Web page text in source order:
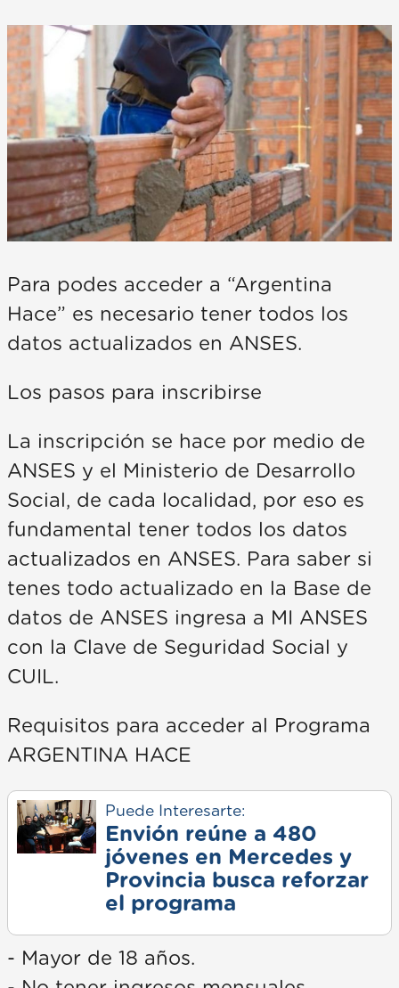
Para podes acceder a “Argentina
Hace” es necesario tener todos los
datos actualizados en ANSES.
Los pasos para inscribirse
La inscripción se hace por medio de
ANSES y el Ministerio de Desarrollo
Social, de cada localidad, por eso es
fundamental tener todos los datos
actualizados en ANSES. Para saber si
tenes todo actualizado en la Base de
datos de ANSES ingresa a MI ANSES
con la Clave de Seguridad Social y
CUIL.
Requisitos para acceder al Programa
ARGENTINA HACE
Puede Interesarte:
Envión reúne a 480
jóvenes en Mercedes y
Provincia busca reforzar
el programa
- Mayor de 18 años.